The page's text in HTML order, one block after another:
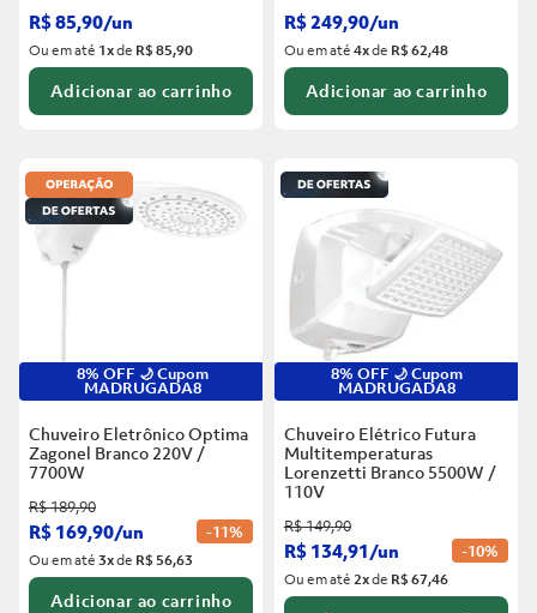
R$85,90/un
Ou em até 1xde R$ 85,90
Adicionar ao carrinho
R$249,90/un
Ou em até4xde R$ 62,48
Adicionar ao carrinho
8% OFF 🌙 Cupom
MADRUGADA8
Chuveiro Eletrônico Optima
Zagonel Branco 220V /
7700W
R$189,90
R$ 169,90/un -11%
Ou em até3xde R$ 56,63
Adicionar ao carrinho
8% OFF 🌙 Cupom
MADRUGADA8
Chuveiro Elétrico Futura
Multitemperaturas
Lorenzetti Branco 5500W /
110V
R$149,90
R$ 134,91/un -10%
Ou em até2xde R$ 67,46